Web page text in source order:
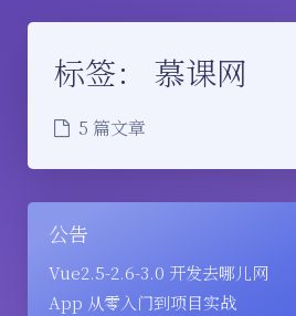
标签： 慕课网
5 篇文章
公告
Vue2.5-2.6-3.0 开发去哪儿网
App 从零入门到项目实战